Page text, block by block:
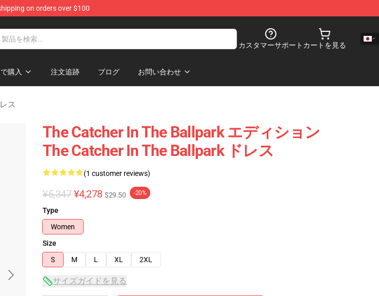
on orders over $100
Store
カスタマーサポート カートを見る
購入 注文追跡 ブログ お問い合わせ
ス
The Catcher In The Ballpark エディション
The Catcher In The Ballpark ドレス
(1 customer reviews)
¥5,347 ¥4,278 $29.50 -20%
Type
Women
Size
S
M L XL 2XL
サイズガイドを見る